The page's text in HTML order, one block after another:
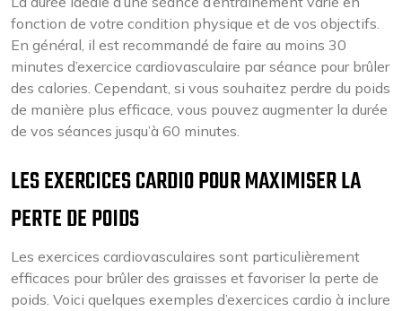
fonction de votre condition physique et de vos objectifs.
En général, il est recommandé de faire au moins 30
minutes d’exercice cardiovasculaire par séance pour brûler
des calories. Cependant, si vous souhaitez perdre du poids
de manière plus efficace, vous pouvez augmenter la durée
de vos séances jusqu’à 60 minutes.
LES EXERCICES CARDIO POUR MAXIMISER LA
PERTE DE POIDS
Les exercices cardiovasculaires sont particulièrement
efficaces pour brûler des graisses et favoriser la perte de
poids. Voici quelques exemples d’exercices cardio à inclure